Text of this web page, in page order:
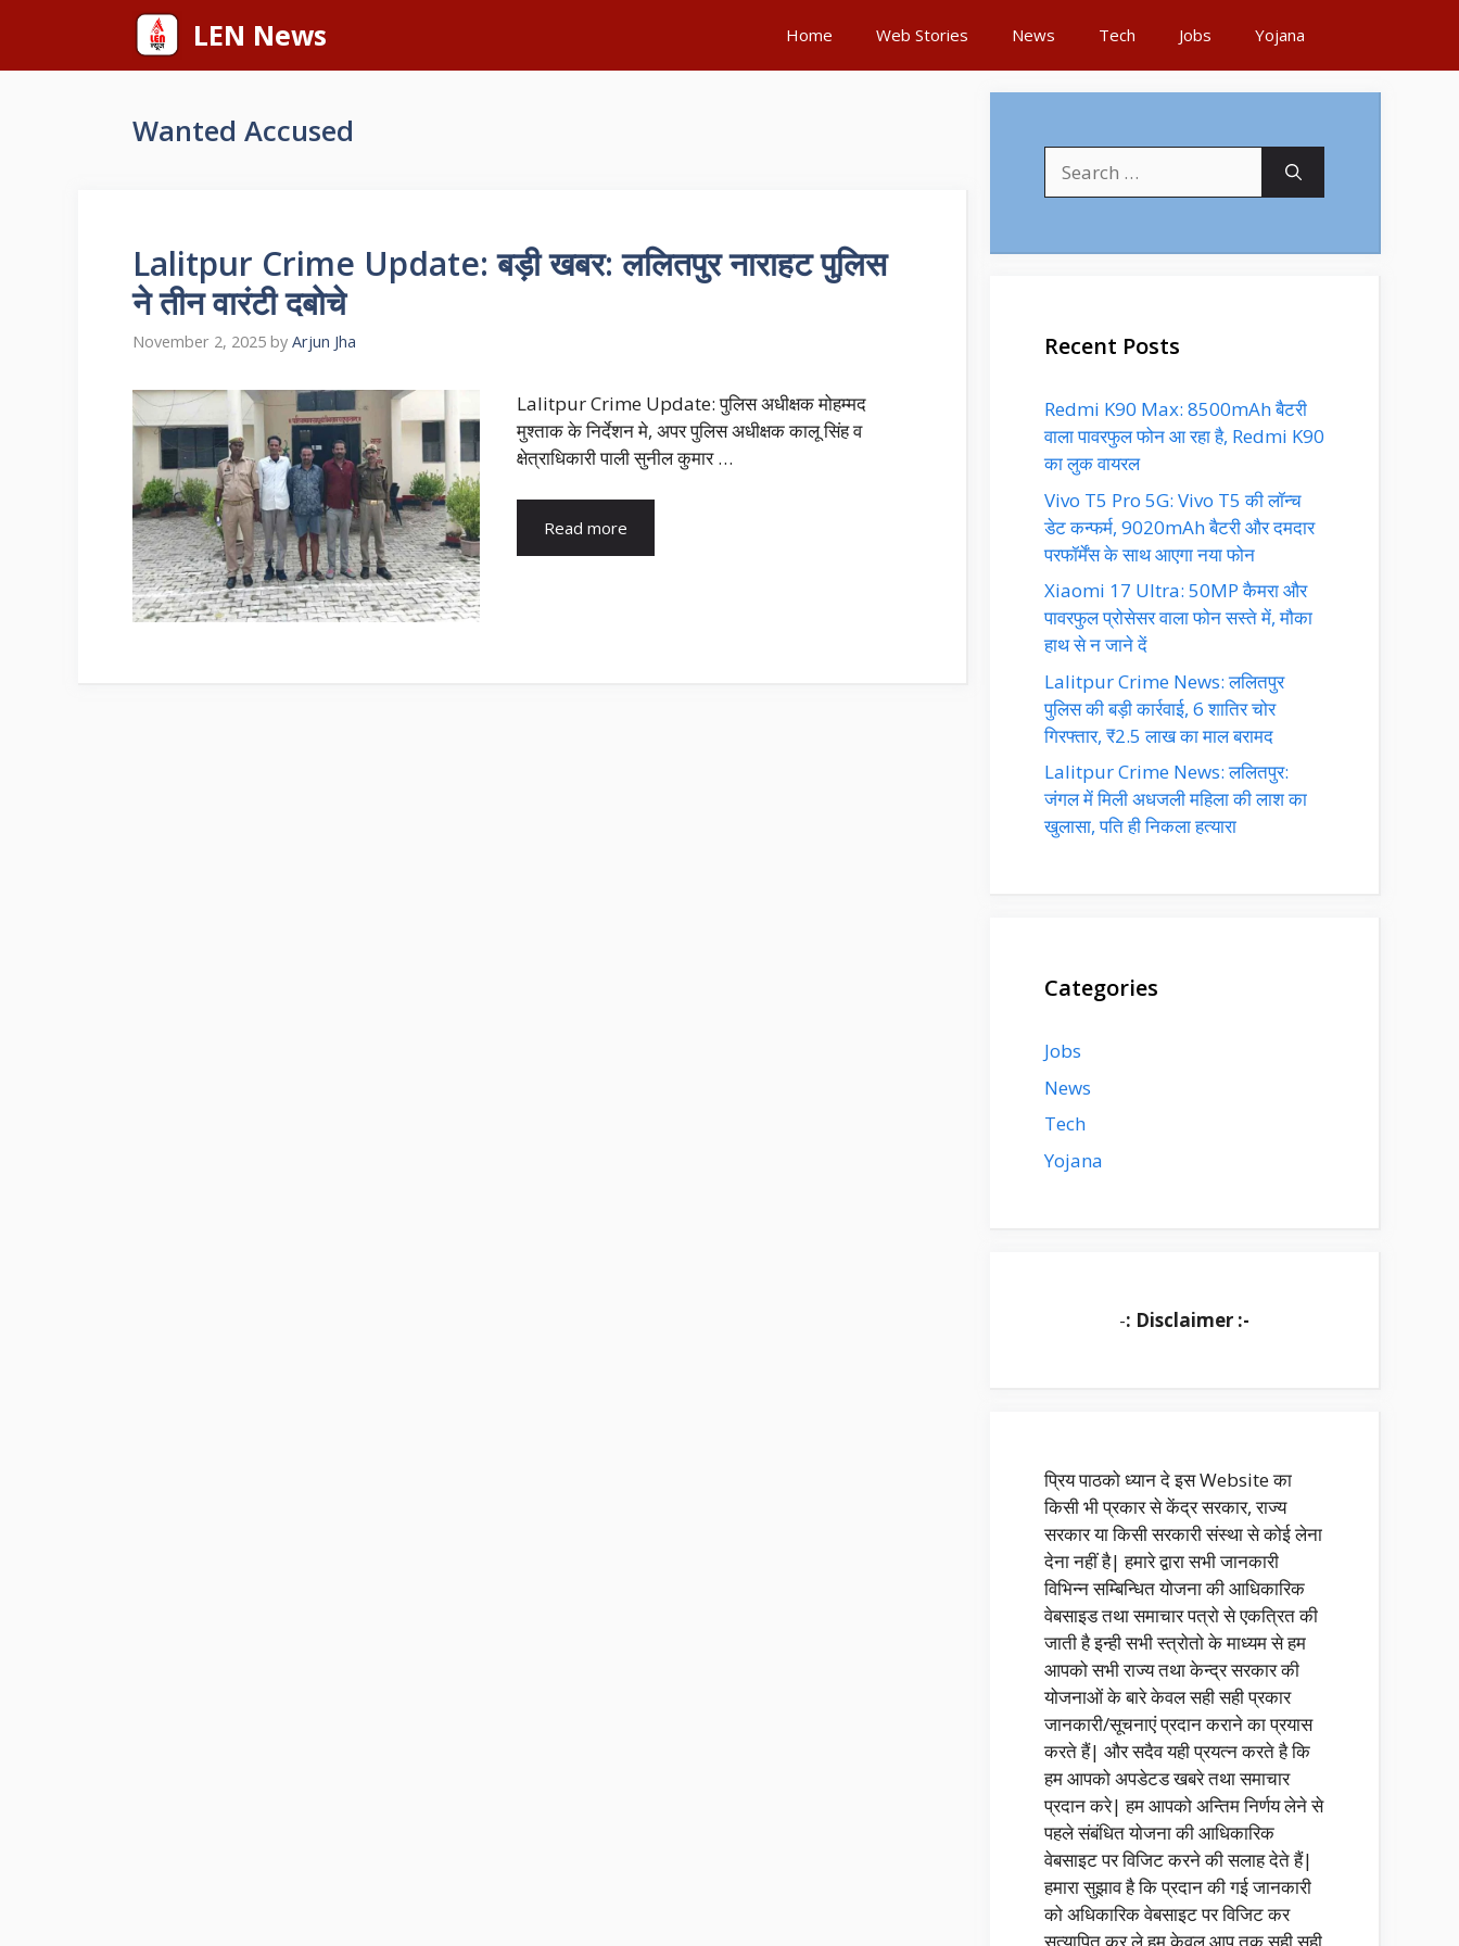
content
LEN News Home Web Stories News Tech Jobs Yojana
Wanted Accused
Lalitpur Crime Update: बड़ी खबर: ललितपुर नाराहट पुलिस
ने तीन वारंटी दबोचे
November 2, 2025 by Arjun Jha
Lalitpur Crime Update: पुलिस अधीक्षक मोहम्मद
मुश्ताक के निर्देशन मे, अपर पुलिस अधीक्षक कालू सिंह व
क्षेत्राधिकारी पाली सुनील कुमार …
Read more
for:
Recent Posts
Redmi K90 Max: 8500mAh बैटरी
वाला पावरफुल फोन आ रहा है, Redmi K90
का लुक वायरल
Vivo T5 Pro 5G: Vivo T5 की लॉन्च
डेट कन्फर्म, 9020mAh बैटरी और दमदार
परफॉर्मेंस के साथ आएगा नया फोन
Xiaomi 17 Ultra: 50MP कैमरा और
पावरफुल प्रोसेसर वाला फोन सस्ते में, मौका
हाथ से न जाने दें
Lalitpur Crime News: ललितपुर
पुलिस की बड़ी कार्रवाई, 6 शातिर चोर
गिरफ्तार, ₹2.5 लाख का माल बरामद
Lalitpur Crime News: ललितपुर:
जंगल में मिली अधजली महिला की लाश का
खुलासा, पति ही निकला हत्यारा
Categories
Jobs
News
Tech
Yojana
-: Disclaimer :-
प्रिय पाठको ध्यान दे इस Website का
किसी भी प्रकार से केंद्र सरकार, राज्य
सरकार या किसी सरकारी संस्था से कोई लेना
देना नहीं है| हमारे द्वारा सभी जानकारी
विभिन्न सम्बिन्धित योजना की आधिकारिक
वेबसाइड तथा समाचार पत्रो से एकत्रित की
जाती है इन्ही सभी स्त्रोतो के माध्यम से हम
आपको सभी राज्य तथा केन्द्र सरकार की
योजनाओं के बारे केवल सही सही प्रकार
जानकारी/सूचनाएं प्रदान कराने का प्रयास
करते हैं| और सदैव यही प्रयत्न करते है कि
हम आपको अपडेटड खबरे तथा समाचार
प्रदान करे| हम आपको अन्तिम निर्णय लेने से
पहले संबंधित योजना की आधिकारिक
वेबसाइट पर विजिट करने की सलाह देते हैं|
हमारा सुझाव है कि प्रदान की गई जानकारी
को अधिकारिक वेबसाइट पर विजिट कर
सत्यापित कर ले हम केवल आप तक सही सही